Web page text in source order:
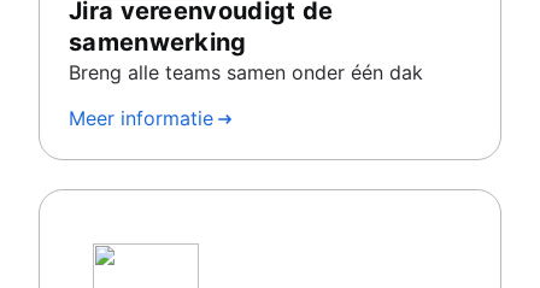
Jira vereenvoudigt de
samenwerking
Breng alle teams samen onder één dak
Meer informatie